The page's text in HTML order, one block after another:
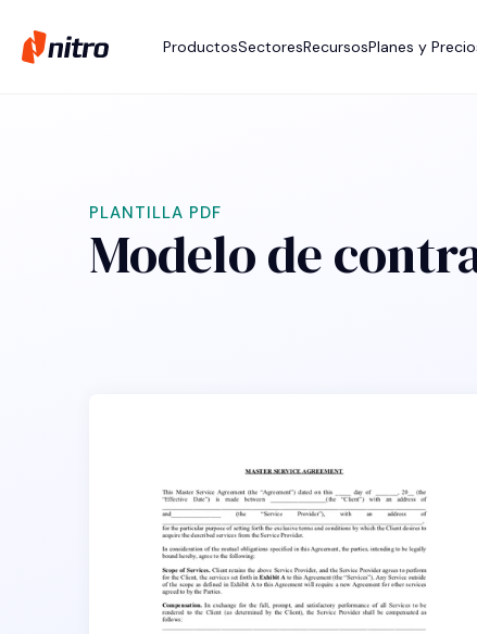
ProductosSectoresRecursosPlanes y
PLANTILLA PDF
Modelo de